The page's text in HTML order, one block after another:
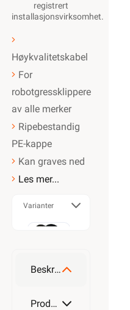
registrert
installasjonsvirksomhet.
Høykvalitetskabel
For
robotgressklippere
av alle merker
Ripebestandig
PE-kappe
Kan graves ned
Les mer...
Varianter
Beskrivelse
Produktdetaljer